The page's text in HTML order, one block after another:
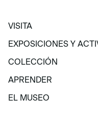
VISITA
EXPOSICIONES Y
EXPOSICIONES Y
COLECCIÓN
APRENDER
EL MUSEO